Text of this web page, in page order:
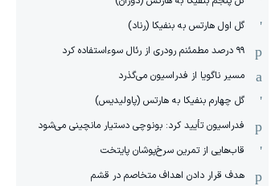
گل اول هارتس به بنفیکا (رناد)
۹۹ درصد مطمئنم رودری از رئال سوءاستفاده کرد
مسیر ناگویا از فدراسیون می‌گذرد
گل چهارم بنفیکا به هارتس (پاولیدیس)
فدراسیون تأیید کرد: بونوچی دستیار مانچینی می‌شود
قاب‌هایی از تمرین سرخ‌پوشان پایتخت
هدف قرار دادن اهداف متخاصم در قشم